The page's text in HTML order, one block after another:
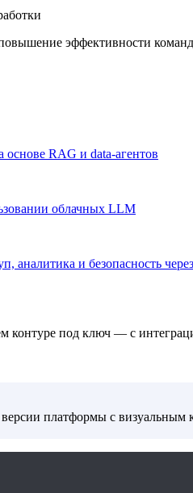
эффективности
RAG и data-агентов
облачных LLM
и безопасность
контуре под ключ — с
платформы с визуальным